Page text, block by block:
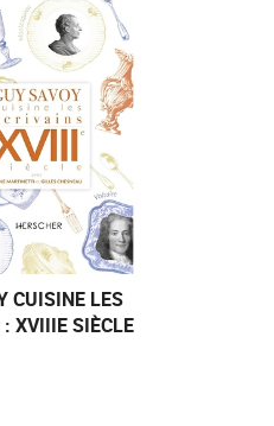
CUISINE LES
XVIIIE SIÈCLE